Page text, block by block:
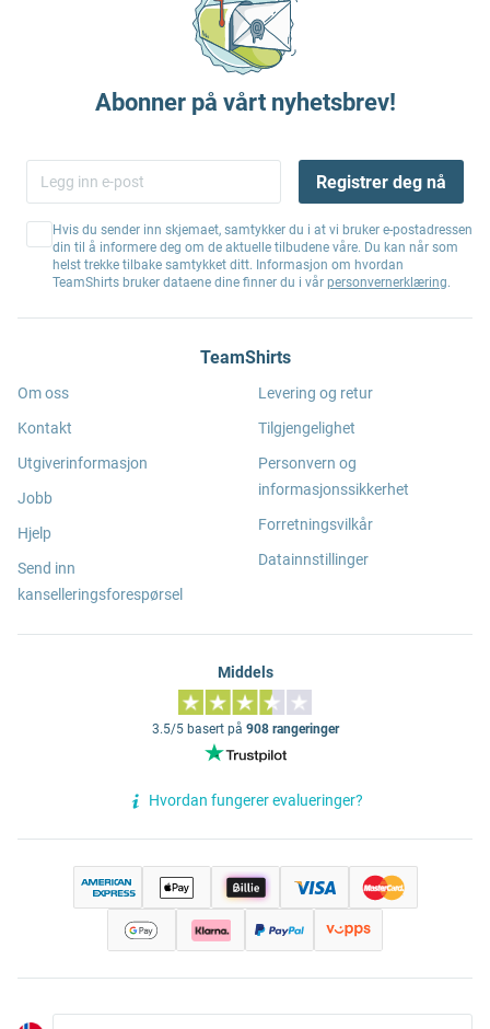
Abonner på vårt nyhetsbrev!
Registrer deg nå
Hvis du sender inn skjemaet, samtykker du i at vi bruker e-postadressen
din til å informere deg om de aktuelle tilbudene våre. Du kan når som
helst trekke tilbake samtykket ditt. Informasjon om hvordan
TeamShirts bruker dataene dine finner du i vår personvernerklæring.
TeamShirts
Om oss
Kontakt
Utgiverinformasjon
Jobb
Hjelp
Send inn
kanselleringsforespørsel
Levering og retur
Tilgjengelighet
Personvern og
informasjonssikkerhet
Forretningsvilkår
Datainnstillinger
Middels
3.5/5 basert på 908 rangeringer
Hvordan fungerer evalueringer?